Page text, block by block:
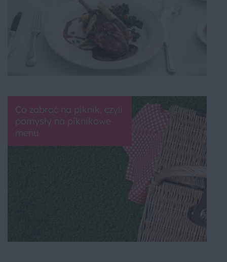
Co zabrać na piknik, czyli
pomysły na piknikowe
menu